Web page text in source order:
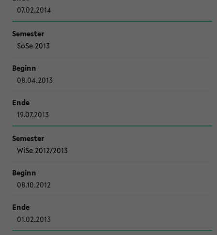
07.02.2014
SoSe 2013
08.04.2013
19.07.2013
WiSe 2012/2013
08.10.2012
01.02.2013